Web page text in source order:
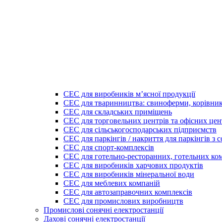
СЕС для виробників мʼясної продукції
СЕС для тваринництва: свиноферми,
СЕС для складських приміщень
СЕС для торговельних центрів та офісних
СЕС для сільськогосподарських підприємств
СЕС для паркінгів / накриття для паркінгів
СЕС для спорт-комплексів
СЕС для готельно-ресторанних, готельних
СЕС для виробників харчових продуктів
СЕС для виробників мінеральної води
СЕС для меблевих компаній
СЕС для автозаправочних комплексів
СЕС для промислових виробництв
Промислові сонячні електростанції
Дахові сонячні електростанції